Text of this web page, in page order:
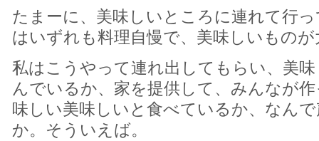
たまーに、美味しいところに連れて行
はいずれも料理自慢で、美味しいもの
私はこうやって連れ出してもらい、美
んでいるか、家を提供して、みんなが
味しい美味しいと食べているか、なん
か。そういえば。